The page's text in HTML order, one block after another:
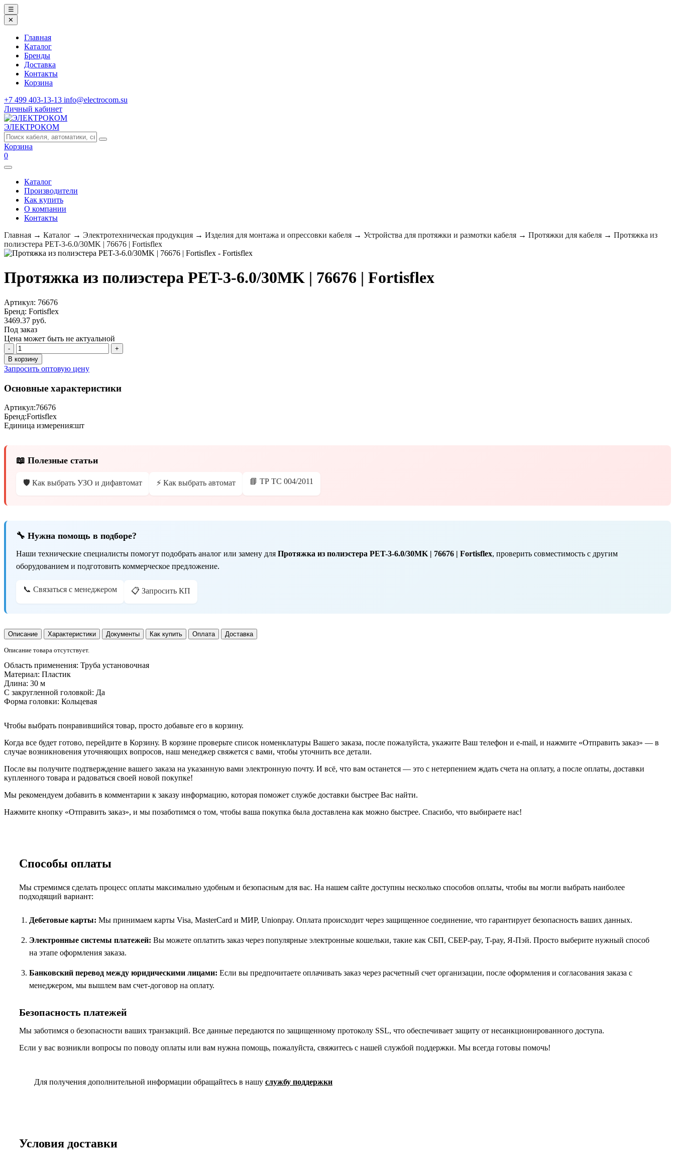
☰
✕
Главная
Каталог
Бренды
Доставка
Контакты
Корзина
+7 499 403-13-13 info@electrocom.su
Личный кабинет
ЭЛЕКТРОКОМ
Корзина
0
Каталог
Производители
Как купить
О компании
Контакты
Главная → Каталог → Электротехническая продукция → Изделия для монтажа и опрессовки кабеля → Устройства для протяжки и размотки кабеля → Протяжки для кабеля → Протяжка из
полиэстера PET-3-6.0/30MK | 76676 | Fortisflex
Протяжка из полиэстера PET-3-6.0/30MK | 76676 | Fortisflex
Артикул: 76676
Бренд: Fortisflex
3469.37 руб.
Под заказ
Цена может быть не актуальной
-
+
В корзину
Запросить оптовую цену
Основные характеристики
Артикул:76676
Бренд:Fortisflex
Единица измерения:шт
📖 Полезные статьи
🛡️ Как выбрать УЗО и дифавтомат ⚡ Как выбрать автомат 📘 ТР ТС 004/2011
🔧 Нужна помощь в подборе?
Наши технические специалисты помогут подобрать аналог или замену для Протяжка из полиэстера PET-3-6.0/30MK | 76676 | Fortisflex, проверить совместимость с другим
оборудованием и подготовить коммерческое предложение.
📞 Связаться с менеджером 📋 Запросить КП
Описание Характеристики Документы Как купить Оплата Доставка
Описание товара отсутствует.
Область применения: Труба установочная
Материал: Пластик
Длина: 30 м
С закругленной головкой: Да
Форма головки: Кольцевая
Чтобы выбрать понравившийся товар, просто добавьте его в корзину.
Когда все будет готово, перейдите в Корзину. В корзине проверьте список номенклатуры Вашего заказа, после пожалуйста, укажите Ваш телефон и e-mail, и нажмите «Отправить заказ» — в
случае возникновения уточняющих вопросов, наш менеджер свяжется с вами, чтобы уточнить все детали.
После вы получите подтверждение вашего заказа на указанную вами электронную почту. И всё, что вам останется — это с нетерпением ждать счета на оплату, а после оплаты, доставки
купленного товара и радоваться своей новой покупке!
Мы рекомендуем добавить в комментарии к заказу информацию, которая поможет службе доставки быстрее Вас найти.
Нажмите кнопку «Отправить заказ», и мы позаботимся о том, чтобы ваша покупка была доставлена как можно быстрее. Спасибо, что выбираете нас!
Способы оплаты
Мы стремимся сделать процесс оплаты максимально удобным и безопасным для вас. На нашем сайте доступны несколько способов оплаты, чтобы вы могли выбрать наиболее
подходящий вариант:
Дебетовые карты: Мы принимаем карты Visa, MasterCard и МИР, Unionpay. Оплата происходит через защищенное соединение, что гарантирует безопасность ваших данных.
Электронные системы платежей: Вы можете оплатить заказ через популярные электронные кошельки, такие как СБП, СБЕР-pay, T-pay, Я-Пэй. Просто выберите нужный способ
на этапе оформления заказа.
Банковский перевод между юридическими лицами: Если вы предпочитаете оплачивать заказ через расчетный счет организации, после оформления и согласования заказа с
менеджером, мы вышлем вам счет-договор на оплату.
Безопасность платежей
Мы заботимся о безопасности ваших транзакций. Все данные передаются по защищенному протоколу SSL, что обеспечивает защиту от несанкционированного доступа.
Если у вас возникли вопросы по поводу оплаты или вам нужна помощь, пожалуйста, свяжитесь с нашей службой поддержки. Мы всегда готовы помочь!
Для получения дополнительной информации обращайтесь в нашу службу поддержки
Условия доставки